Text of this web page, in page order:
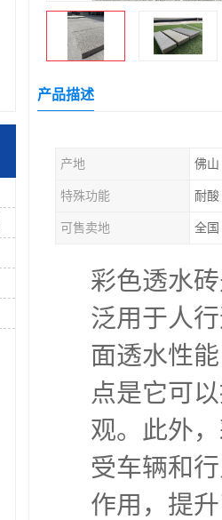
产品描述
产地 佛山
特殊功能 耐
可售卖地 全国
彩色透水
泛用于人
面透水性
点是它可
观。此外
受车辆和
作用，提